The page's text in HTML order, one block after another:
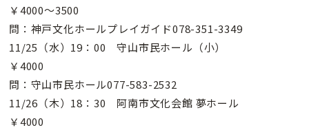
￥4000〜3500
問：神戸文化ホールプレイガイド078-351-3349
11/25（水）19：00 守山市民ホール（小）
￥4000
問：守山市民ホール077-583-2532
11/26（木）18：30 阿南市文化会館 夢ホール
￥4000